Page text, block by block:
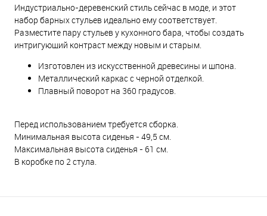
Индустриально-деревенский стиль сейчас в моде, и этот
набор барных стульев идеально ему соответствует.
Разместите пару стульев у кухонного бара, чтобы создать
интригующий контраст между новым и старым.
Изготовлен из искусственной древесины и шпона.
Металлический каркас с черной отделкой.
Плавный поворот на 360 градусов.
Перед использованием требуется сборка.
Минимальная высота сиденья - 49,5 см.
Максимальная высота сиденья - 61 см.
В коробке по 2 стула.